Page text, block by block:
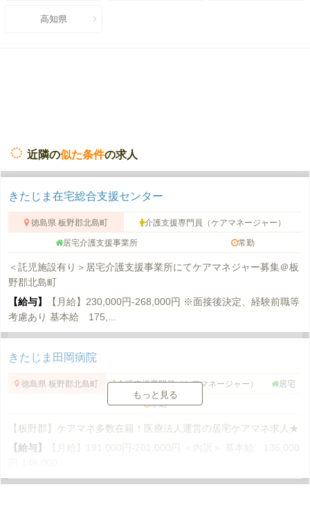
高知県
近隣の似た条件の求人
きたじま在宅総合支援センター
徳島県 板野郡北島町 介護支援専門員（ケアマネージャー）
居宅介護支援事業所 常勤
＜託児施設有り＞居宅介護支援事業所にてケアマネジャー募集＠板
野郡北島町
【給与】
【月給】230,000円-268,000円 ※面接後決定、経験前職等
考慮あり 基本給 175,...
きたじま田岡病院
徳島県 板野郡北島町 介護支援専門員（ケアマネージャー） 居宅
常勤
【板野郡】ケアマネ多数在籍！医療法人運営の居宅ケアマネ求人★
【給与】
【月給】191,000円-201,000円 ＜内訳＞ 基本給 136,000
もっと見る